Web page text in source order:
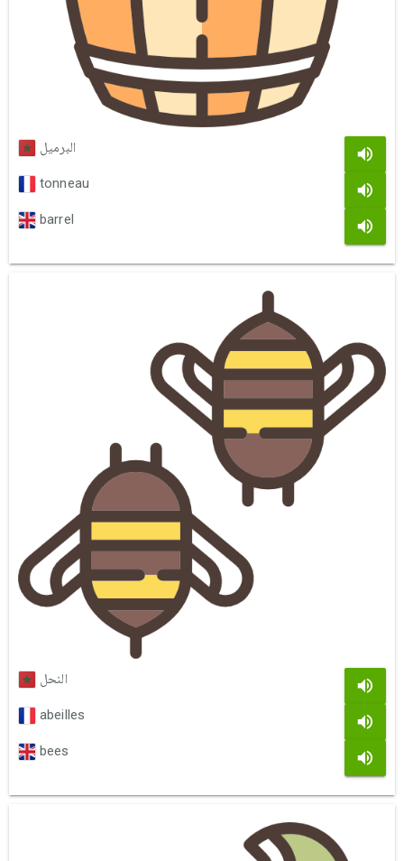
البرميل
tonneau
barrel
النحل
abeilles
bees